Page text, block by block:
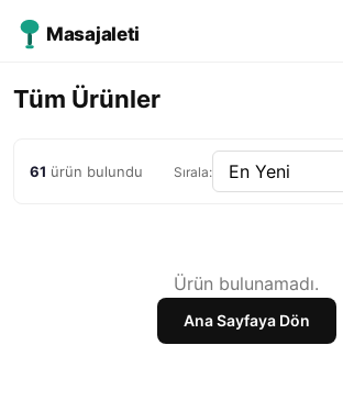
Masajaleti
Tüm Ürünler
61 ürün bulundu Sırala:
Ürün bulunamadı.
Ana Sayfaya Dön